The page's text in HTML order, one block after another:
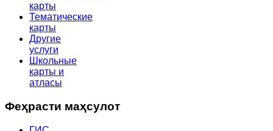
карты
Тематические
карты
Другие
услуги
Школьные
карты и
атласы
Феҳрасти маҳсулот